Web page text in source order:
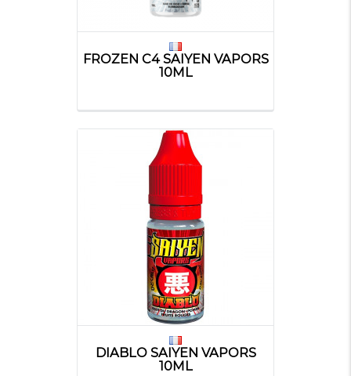
FROZEN C4 SAIYEN VAPORS
10ML
DIABLO SAIYEN VAPORS
10ML